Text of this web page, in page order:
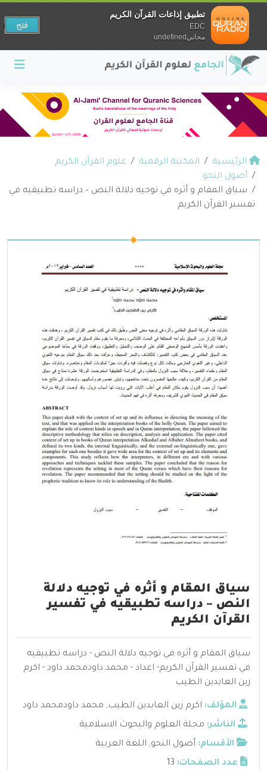
الرئيسية المكتبة الرقمية
علوم القرآن الكريم
أصول النحو
سياق المقام و أثره في توجيه دلالة النص – دراسه تطبيقيه في
تفسير القرآن الكريم
سياق المقام و أثره في توجيه دلالة
النص – دراسه تطبيقيه في تفسير
القرآن الكريم
سياق المقام و أثره في توجيه دلالة النص - دراسه تطبيقيه
في تفسير القرآن الكريم- اعداد - محمد داودمحمد داود - اكرم
زين العابدين الطيب
المؤلف: اكرم زين العابدين الطيب, محمد داودمحمد داود
الناشر: مجلة العلوم والبحوث الاسلامية
الأقسام: أصول النحو, اللغة العربية
عدد الصفحات: 13
تطبيق إذاعات القرآن الكريم
EDC
مجانيundefined
فتح